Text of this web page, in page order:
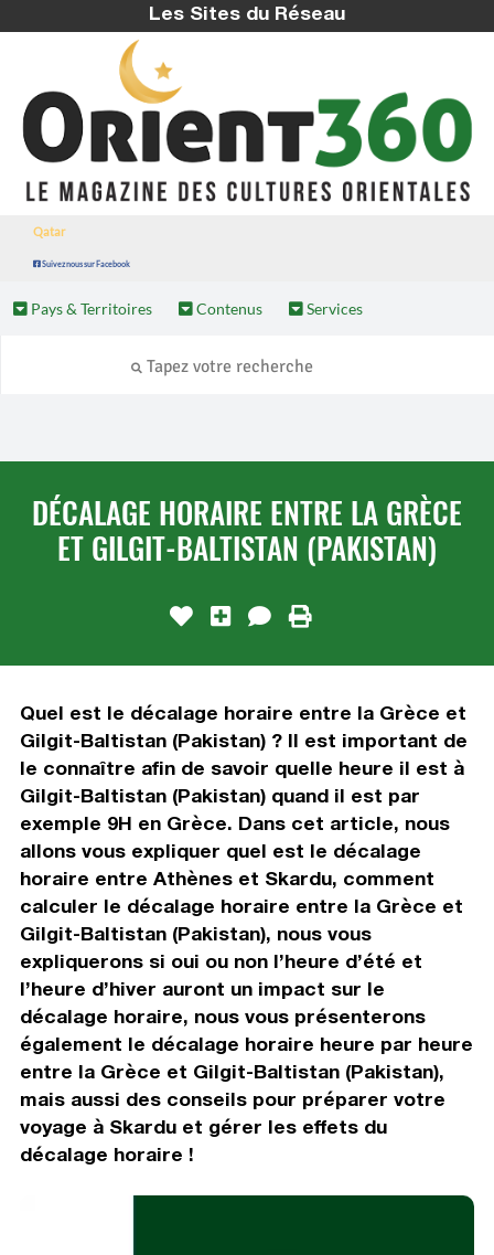
Les Sites du Réseau
Qatar
Suivez nous sur Facebook
Pays & Territoires Contenus Services
DÉCALAGE HORAIRE ENTRE LA GRÈCE
ET GILGIT-BALTISTAN (PAKISTAN)
Quel est le décalage horaire entre la Grèce et
Gilgit-Baltistan (Pakistan) ? Il est important de
le connaître afin de savoir quelle heure il est à
Gilgit-Baltistan (Pakistan) quand il est par
exemple 9H en Grèce. Dans cet article, nous
allons vous expliquer quel est le décalage
horaire entre Athènes et Skardu, comment
calculer le décalage horaire entre la Grèce et
Gilgit-Baltistan (Pakistan), nous vous
expliquerons si oui ou non l’heure d’été et
l’heure d’hiver auront un impact sur le
décalage horaire, nous vous présenterons
également le décalage horaire heure par heure
entre la Grèce et Gilgit-Baltistan (Pakistan),
mais aussi des conseils pour préparer votre
voyage à Skardu et gérer les effets du
décalage horaire !